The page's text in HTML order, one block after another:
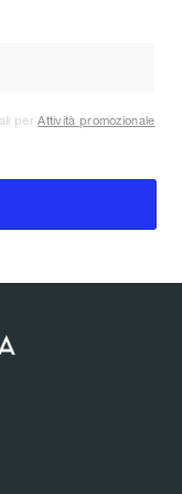
perAttività promozionale